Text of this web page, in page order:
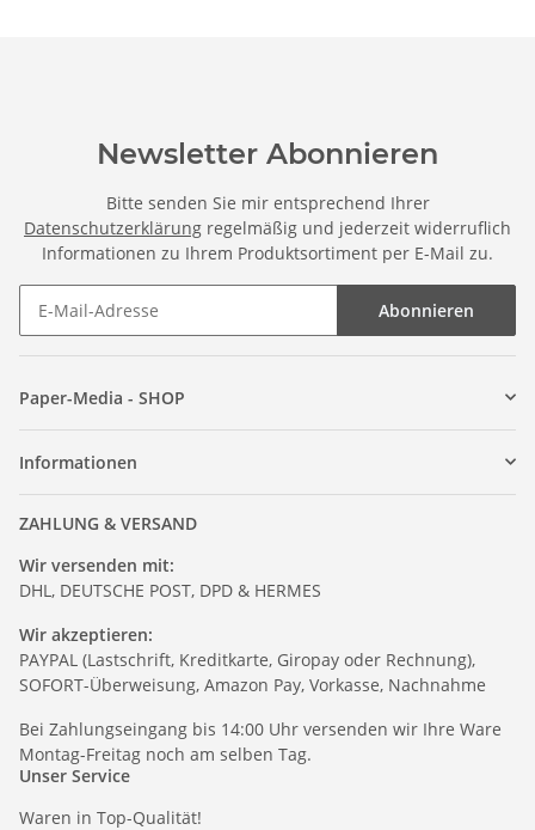
Newsletter Abonnieren
Bitte senden Sie mir entsprechend Ihrer
Datenschutzerklärung regelmäßig und jederzeit widerruflich
Informationen zu Ihrem Produktsortiment per E-Mail zu.
Abonnieren
Paper-Media - SHOP
Informationen
ZAHLUNG & VERSAND
Wir versenden mit:
DHL, DEUTSCHE POST, DPD & HERMES
Wir akzeptieren:
PAYPAL (Lastschrift, Kreditkarte, Giropay oder Rechnung),
SOFORT-Überweisung, Amazon Pay, Vorkasse, Nachnahme
Bei Zahlungseingang bis 14:00 Uhr versenden wir Ihre Ware
Montag-Freitag noch am selben Tag.
Unser Service
Waren in Top-Qualität!